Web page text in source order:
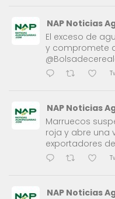
NAP Noticias
El exceso de
y compromete
NAP Noticias
Marruecos
roja y abre una
exportadores
NAP Noticias